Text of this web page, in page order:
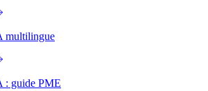
multilingue
: guide PME